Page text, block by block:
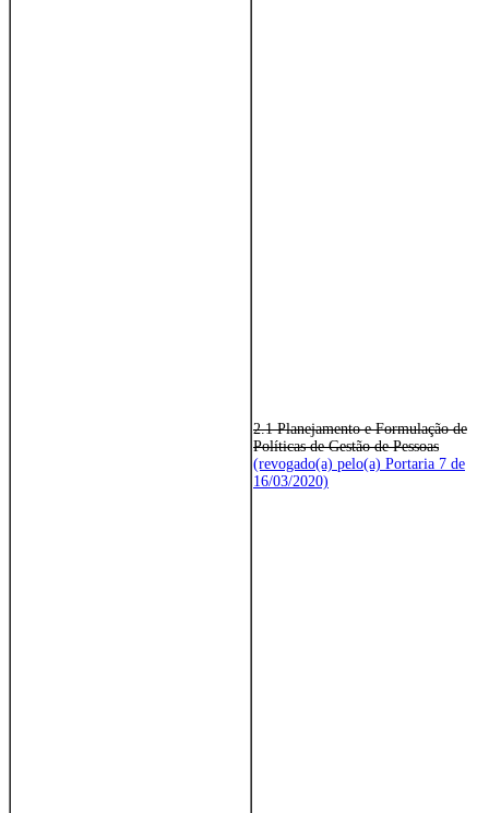
2.1 Planejamento e Formulação de
Políticas de Gestão de Pessoas
(revogado(a) pelo(a) Portaria 7 de
16/03/2020)